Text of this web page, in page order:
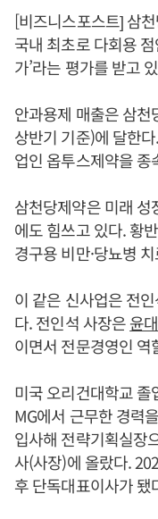
[비즈니스포스트] 삼
국내 최초로 다회용
가’라는 평가를 받고
안과용제 매출은 삼
상반기 기준)에 달한
업인 옵투스제약을
삼천당제약은 미래
에도 힘쓰고 있다. 황
경구용 비만·당뇨병
이 같은 신사업은 전
다. 전인석 사장은윤
이면서 전문경영인 역
미국 오리건대학교 졸
MG에서 근무한 경력
입사해 전략기획실장
사(사장)에 올랐다.
후 단독대표이사가 됐